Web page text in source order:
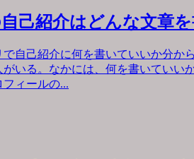
己紹介はどんな文章
で自己紹介に何を書いていいか分か
がいる。なかには、何を書いてい
ィールの...